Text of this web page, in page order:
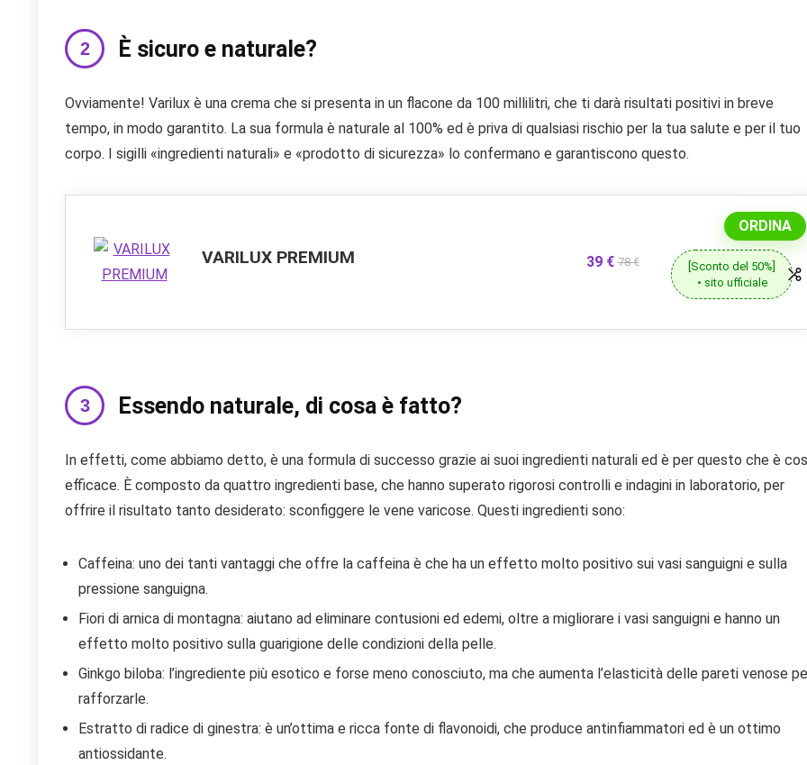
È sicuro e naturale?
Ovviamente! Varilux è una crema che si presenta in un flacone da 100 millilitri, che ti darà risultati positivi in ​​breve
tempo, in modo garantito. La sua formula è naturale al 100% ed è priva di qualsiasi rischio per la tua salute e per il tuo
corpo. I sigilli «ingredienti naturali» e «prodotto di sicurezza» lo confermano e garantiscono questo.
VARILUX PREMIUM 39 € 78 €
ORDINA
[Sconto del 50%]
• sito ufficiale
Essendo naturale, di cosa è fatto?
In effetti, come abbiamo detto, è una formula di successo grazie ai suoi ingredienti naturali ed è per questo che è
efficace. È composto da quattro ingredienti base, che hanno superato rigorosi controlli e indagini in laboratorio, per
offrire il risultato tanto desiderato: sconfiggere le vene varicose. Questi ingredienti sono:
Caffeina: uno dei tanti vantaggi che offre la caffeina è che ha un effetto molto positivo sui vasi sanguigni e sulla
pressione sanguigna.
Fiori di arnica di montagna: aiutano ad eliminare contusioni ed edemi, oltre a migliorare i vasi sanguigni e hanno un
effetto molto positivo sulla guarigione delle condizioni della pelle.
Ginkgo biloba: l’ingrediente più esotico e forse meno conosciuto, ma che aumenta l’elasticità delle pareti venose
rafforzarle.
Estratto di radice di ginestra: è un’ottima e ricca fonte di flavonoidi, che produce antinfiammatori ed è un ottimo
antiossidante.